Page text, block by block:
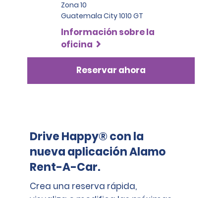
Zona 10
Guatemala City 1010 GT
Información sobre la
oficina
Reservar ahora
Drive Happy® con la
nueva aplicación Alamo
Rent-A-Car.
Crea una reserva rápida,